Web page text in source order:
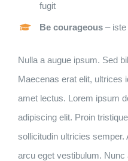
fugit
Be courageous –
Nulla a augue ipsum. Sed
Maecenas erat elit, ultrices
amet lectus. Lorem ipsum
adipiscing elit. Proin
sollicitudin ultricies semper.
arcu eget vestibulum.